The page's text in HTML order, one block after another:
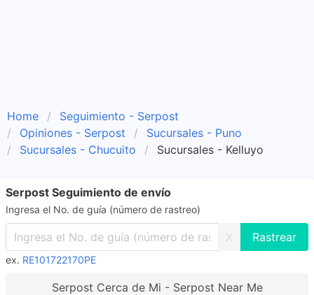
Home
Seguimiento - Serpost
Opiniones - Serpost
Sucursales - Puno
Sucursales - Chucuito
Sucursales - Kelluyo
Serpost Seguimiento de envío
Ingresa el No. de guía (número de rastreo)
X
ex. RE101722170PE
Serpost Cerca de Mi - Serpost Near Me